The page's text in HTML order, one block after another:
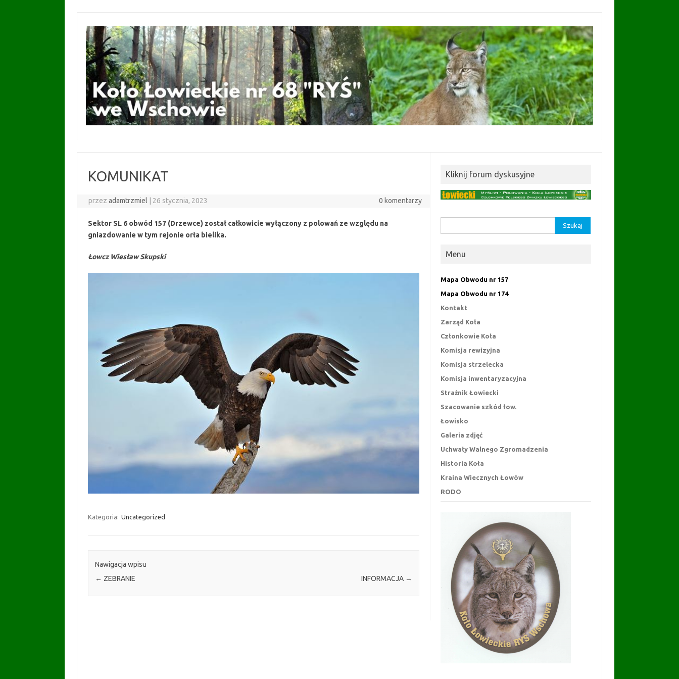
treści
KOMUNIKAT
przezadamtrzmiel 26 stycznia, 2023 0 komentarzy
Sektor SL 6 obwód 157 (Drzewce) został całkowicie wyłączony z polowań ze względu na
gniazdowanie w tym rejonie orła bielika.
Łowcz Wiesław Skupski
Kategoria: Uncategorized
Nawigacja wpisu
← ZEBRANIE INFORMACJA →
Kliknij forum dyskusyjne
Menu
Mapa Obwodu nr 157
Mapa Obwodu nr 174
Kontakt
Zarząd Koła
Członkowie Koła
Komisja rewizyjna
Komisja strzelecka
Komisja inwentaryzacyjna
Strażnik Łowiecki
Szacowanie szkód łow.
Łowisko
Galeria zdjęć
Uchwały Walnego Zgromadzenia
Historia Koła
Kraina Wiecznych Łowów
RODO